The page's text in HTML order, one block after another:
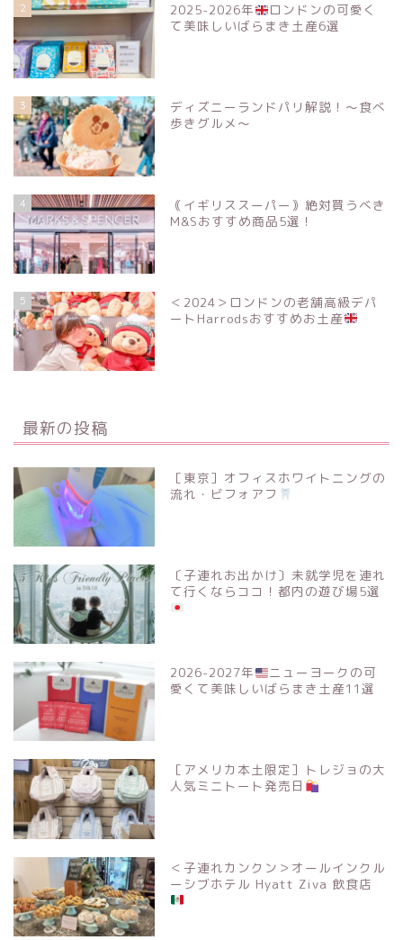
2 2025-2026年
ロンドンの可愛く
て美味しいばらまき土産6選
3
ディズニーランドパリ解説！〜食べ
歩きグルメ〜
4
｟イギリススーパー｠絶対買うべき
M&Sおすすめ商品5選！
5
＜2024＞ロンドンの老舗高級デパ
ートHarrodsおすすめお土産
最新の投稿
［東京］オフィスホワイトニングの
流れ・ビフォアフ
〔子連れお出かけ〕未就学児を連れ
て行くならココ！都内の遊び場5選
2026-2027年
ニューヨークの可
愛くて美味しいばらまき土産11選
［アメリカ本土限定］トレジョの大
人気ミニトート発売日
＜子連れカンクン＞オールインクル
ーシブホテル Hyatt Ziva 飲食店